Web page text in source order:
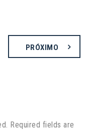
PRÓXIMO
Required fields are